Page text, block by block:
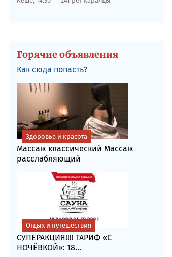
Горячие объявления
Как сюда попасть?
Массаж классический Массаж
расслабляющий
Здоровье и красота
СУПЕРАКЦИЯ!!!! ТАРИФ «C
НОЧЁВКОЙ»: 18...
Отдых и путешествия